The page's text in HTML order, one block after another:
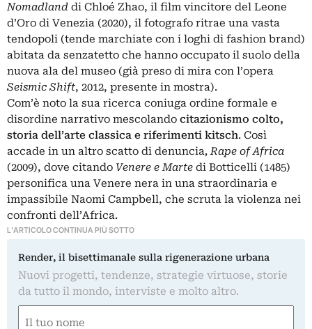
Nomadland di Chloé Zhao, il film vincitore del Leone
d’Oro di Venezia (2020), il fotografo ritrae una vasta
tendopoli (tende marchiate con i loghi di fashion brand)
abitata da senzatetto che hanno occupato il suolo della
nuova ala del museo (già preso di mira con l’opera
Seismic Shift, 2012, presente in mostra).
Com’è noto la sua ricerca coniuga ordine formale e
disordine narrativo mescolando citazionismo colto,
storia dell’arte classica e riferimenti kitsch. Così
accade in un altro scatto di denuncia, Rape of Africa
(2009), dove citando Venere e Marte di Botticelli (1485)
personifica una Venere nera in una straordinaria e
impassibile Naomi Campbell, che scruta la violenza nei
confronti dell’Africa.
L'ARTICOLO CONTINUA PIÙ SOTTO
Render, il bisettimanale sulla rigenerazione urbana
Nuovi progetti, tendenze, strategie virtuose, storie
da tutto il mondo, interviste e molto altro.